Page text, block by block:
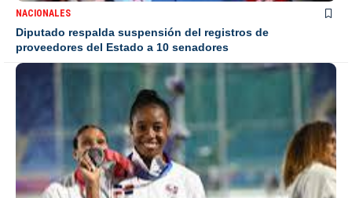
NACIONALES
Diputado respalda suspensión del registros de
proveedores del Estado a 10 senadores